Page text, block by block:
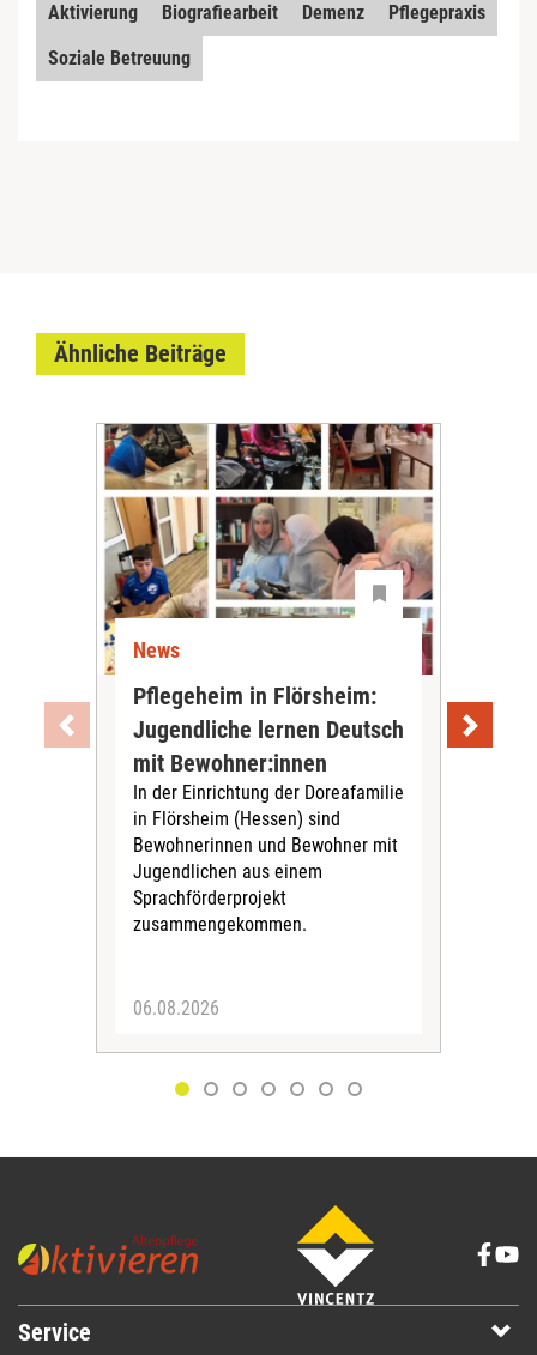
Aktivierung Biografiearbeit Demenz
Pflegepraxis
Soziale Betreuung
Ähnliche Beiträge
News
Pflegeheim in Flörsheim:
Jugendliche lernen Deutsch
mit Bewohner:innen
In der Einrichtung der Doreafamilie
in Flörsheim (Hessen) sind
Bewohnerinnen und Bewohner mit
Jugendlichen aus einem
Sprachförderprojekt
zusammengekommen.
06.08.2026
Service